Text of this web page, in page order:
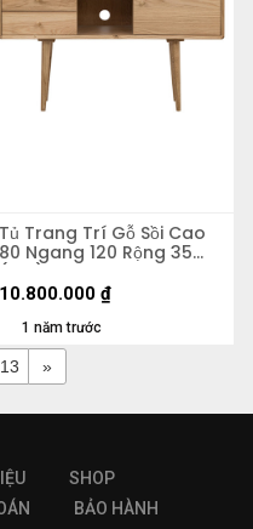
Tủ Trang Trí Gỗ Sồi Cao
80 Ngang 120 Rộng 35
(cm)
1 năm trước
10.800.000 ₫
13 »
SHOP
BẢO HÀNH